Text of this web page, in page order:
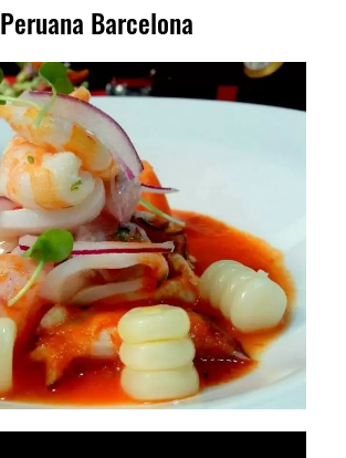
Barcelona